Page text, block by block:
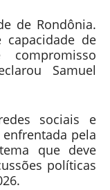
de Rondônia.
de
Samuel
sociais e
pela
que deve
políticas